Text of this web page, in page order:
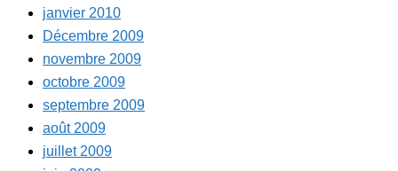
janvier 2010
Décembre 2009
novembre 2009
octobre 2009
septembre 2009
août 2009
juillet 2009